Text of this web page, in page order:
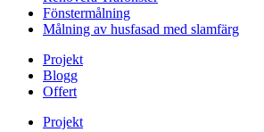
Fönstermålning
Målning av husfasad med slamfärg
Projekt
Blogg
Offert
Projekt